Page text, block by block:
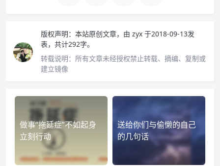
版权声明： 本站原创文章，由 zyx 于2018-09-13发
表，共计292字。
转载说明： 所有文章未经授权禁止转载、摘编、复制或
建立镜像
做事“拖延症”不如起身
立刻行动
送给你们与偷懒的自己
的几句话